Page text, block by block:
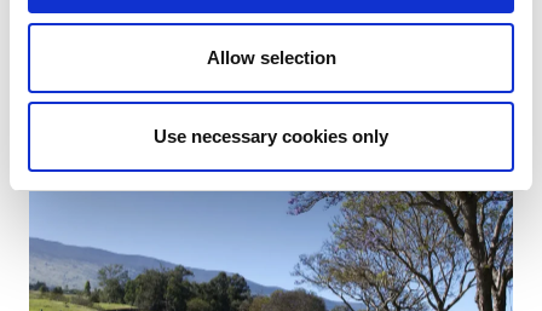
Allow selection
Use necessary cookies only
Het leveren van een optimale service en kwaliteit is van